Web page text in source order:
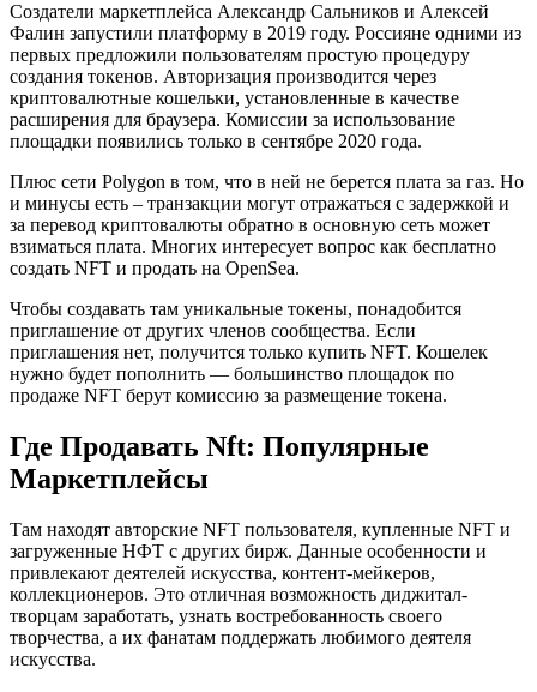
Создатели маркетплейса Александр Сальников и Алексей
Фалин запустили платформу в 2019 году. Россияне одними из
первых предложили пользователям простую процедуру
создания токенов. Авторизация производится через
криптовалютные кошельки, установленные в качестве
расширения для браузера. Комиссии за использование
площадки появились только в сентябре 2020 года.
Плюс сети Polygon в том, что в ней не берется плата за газ. Но
и минусы есть – транзакции могут отражаться с задержкой и
за перевод криптовалюты обратно в основную сеть может
взиматься плата. Многих интересует вопрос как бесплатно
создать NFT и продать на OpenSea.
Чтобы создавать там уникальные токены, понадобится
приглашение от других членов сообщества. Если
приглашения нет, получится только купить NFT. Кошелек
нужно будет пополнить — большинство площадок по
продаже NFT берут комиссию за размещение токена.
Где Продавать Nft: Популярные
Маркетплейсы
Там находят авторские NFT пользователя, купленные NFT и
загруженные НФТ с других бирж. Данные особенности и
привлекают деятелей искусства, контент-мейкеров,
коллекционеров. Это отличная возможность диджитал-
творцам заработать, узнать востребованность своего
творчества, а их фанатам поддержать любимого деятеля
искусства.